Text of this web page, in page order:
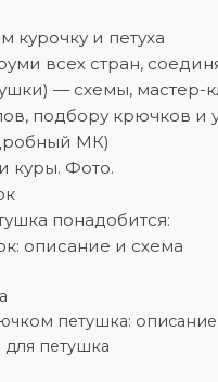
курочку и петуха
всех стран,
— схемы, мастер-
подбору крючков
МК)
куры. Фото.
понадобится:
описание и схема
петушка: описание
петушка